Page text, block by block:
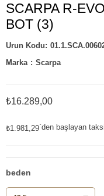
SCARPA R-
BOT (3)
Marka : Scarpa
₺16.289,00
₺1.981,29`den başlayan
beden